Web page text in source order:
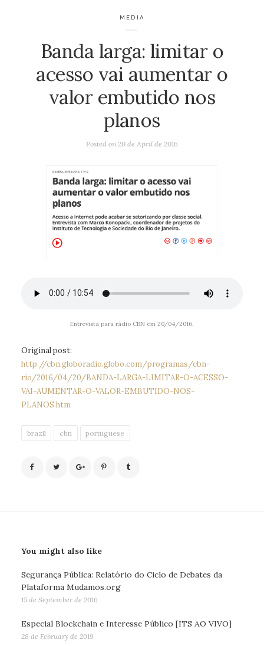
MEDIA
Banda larga: limitar o
acesso vai aumentar o
valor embutido nos
planos
Posted on 20 de April de 2016
Entrevista para rádio CBN em 20/04/2016.
Original post:
http://cbn.globoradio.globo.com/programas/cbn-
rio/2016/04/20/BANDA-LARGA-LIMITAR-O-ACESSO-
VAI-AUMENTAR-O-VALOR-EMBUTIDO-NOS-
PLANOS.htm
brazil cbn portuguese
You might also like
Segurança Pública: Relatório do Ciclo de Debates da
Plataforma Mudamos.org
15 de September de 2016
Especial Blockchain e Interesse Público [ITS AO VIVO]
28 de February de 2019